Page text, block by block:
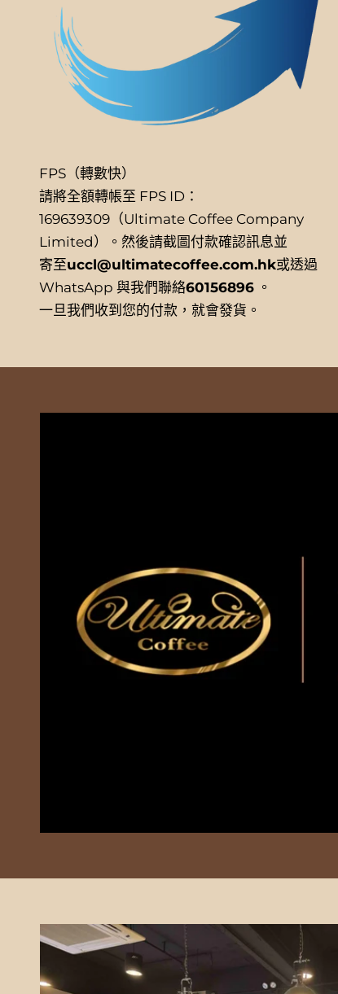
FPS（轉數快）
請將全額轉帳至 FPS ID：
169639309（Ultimate Coffee Company
Limited）。然後請截圖付款確認訊息並
寄至uccl@ultimatecoffee.com.hk或透過
WhatsApp 與我們聯絡60156896 。
一旦我們收到您的付款，就會發貨。